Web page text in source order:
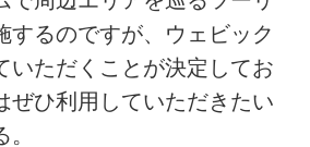
するのですが、ウェビック
いただくことが決定してお
ぜひ利用していただきたい